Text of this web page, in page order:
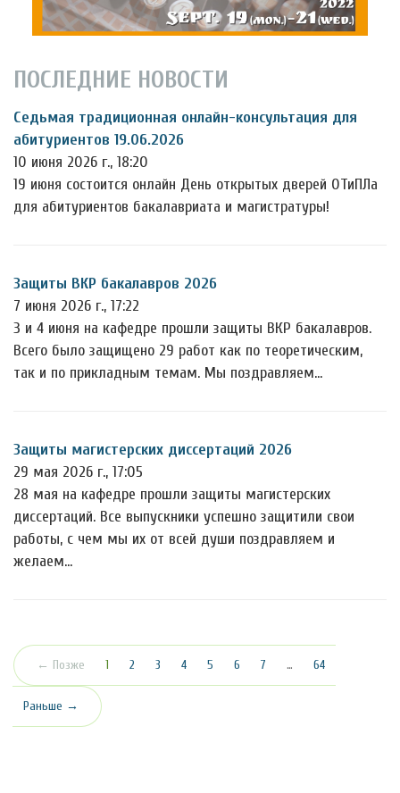
ПОСЛЕДНИЕ НОВОСТИ
Седьмая традиционная онлайн-консультация для
абитуриентов 19.06.2026
10 июня 2026 г., 18:20
19 июня состоится онлайн День открытых дверей ОТиПЛа
для абитуриентов бакалавриата и магистратуры!
Защиты ВКР бакалавров 2026
7 июня 2026 г., 17:22
3 и 4 июня на кафедре прошли защиты ВКР бакалавров.
Всего было защищено 29 работ как по теоретическим,
так и по прикладным темам. Мы поздравляем…
Защиты магистерских диссертаций 2026
29 мая 2026 г., 17:05
28 мая на кафедре прошли защиты магистерских
диссертаций. Все выпускники успешно защитили свои
работы, с чем мы их от всей души поздравляем и
желаем…
← Позже 1 (текущая)
2 3 4 5 6 7 … 64
Раньше →